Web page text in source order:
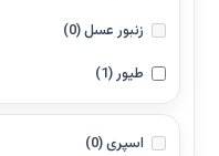
زنبور عسل(0)
طیور (1)
اسپری(0)